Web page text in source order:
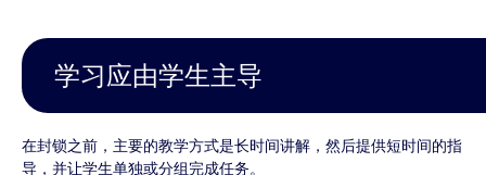
学习应由学生主导
在封锁之前，主要的教学方式是长时间讲解，然后提供短时间的指
导，并让学生单独或分组完成任务。